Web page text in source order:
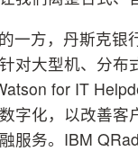
一方，丹斯克银
对大型机、分
for IT
字化，以改善
服务。IBM